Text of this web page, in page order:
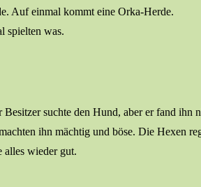
Auf einmal kommt eine Orka-Herde.
spielten was.
suchte den Hund, aber er fand ihn
ihn mächtig und böse. Die Hexen
alles wieder gut.